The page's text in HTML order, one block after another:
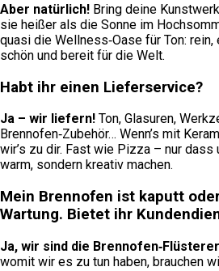
Aber natürlich! Bring deine
sie heißer als die Sonne im
quasi die Wellness‑Oase für Ton: rein,
schön und bereit für die Welt.
Habt ihr einen Lieferservice?
Ja – wir liefern! Ton, Glasuren,
Brennofen‑Zubehör… Wenn’s mit
wir’s zu dir. Fast wie Pizza – nur
warm, sondern kreativ machen.
Mein Brennofen ist kaputt
Wartung. Bietet ihr
Ja, wir sind die
womit wir es zu tun haben, brauchen